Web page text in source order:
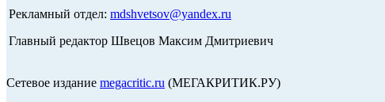
Рекламный отдел: mdshvetsov@yandex.ru
Главный редактор Швецов Максим Дмитриевич
Сетевое издание megacritic.ru (МЕГАКРИТИК.РУ)